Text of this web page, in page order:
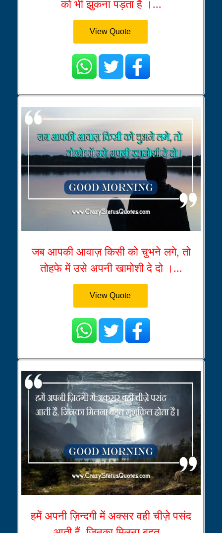
को भी झुकना पड़ता है ।...
View Quote
जब आपकी आवाज़ किसी को चुभने लगे, तो
तोहफे में उसे अपनी खामोशी दे दो ।...
View Quote
हमें अपनी ज़िन्दगी में अक्सर वही चीज़े पसंद